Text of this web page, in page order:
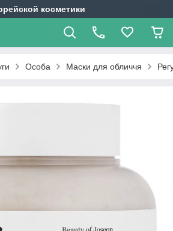
косметики
Особа Маски для обличчя